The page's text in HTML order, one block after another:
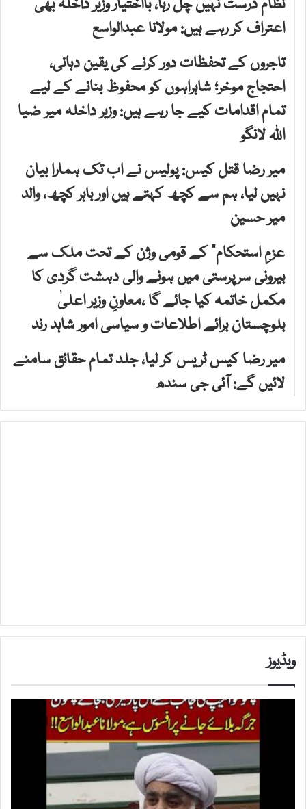
نظام درست نہیں چل رہا، بااختیار وزیر داخلہ بھی
اعتراف کر رہے ہیں: مولانا عبدالواسع
تاجروں کے تحفظات دور کرنے کی یقین دہانی،
احتجاج موخر؛ شاہراہوں کو محفوظ بنانے کے لیے
تمام اقدامات کیے جا رہے ہیں: وزیر داخلہ میر ضیا
اللہ لانگو
میر رضا قتل کیس: پولیس نے اب تک ہمارا بیان
نہیں لیا، ہم سے کچھ کہتے ہیں اور باہر کچھ، والد
میر حسین
عزمِ استحکام” کے قومی وژن کے تحت ملک سے
بیرونی سرپرستی میں ہونے والی دہشت گردی کا
مکمل خاتمہ کیا جائے گا ،معاونِ وزیر اعلیٰ
بلوچستان برائے اطلاعات و سیاسی امور شاہد رند
میر رضا کیس ٹریس کر لیا، جلد تمام حقائق سامنے
لائیں گے: آئی جی سندھ
ویڈیوز